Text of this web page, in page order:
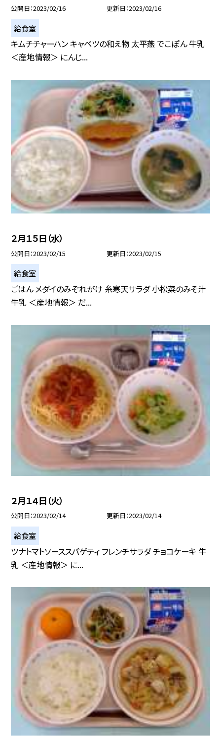
公開日 2023/02/16 更新日 2023/02/16
給食室
キムチチャーハン キャベツの和え物 太平燕 でこぽん 牛乳
＜産地情報＞ にんじ...
２月１５日（水）
公開日 2023/02/15 更新日 2023/02/15
給食室
ごはん メダイのみぞれがけ 糸寒天サラダ 小松菜のみそ汁
牛乳 ＜産地情報＞ だ...
２月１４日（火）
公開日 2023/02/14 更新日 2023/02/14
給食室
ツナトマトソーススパゲティ フレンチサラダ チョコケーキ 牛
乳 ＜産地情報＞ に...